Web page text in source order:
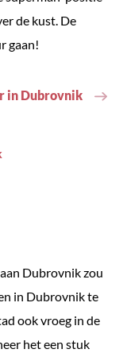
de kust. De
gaan!
in Dubrovnik
Dubrovnik zou
in Dubrovnik te
ook vroeg in de
het een stuk